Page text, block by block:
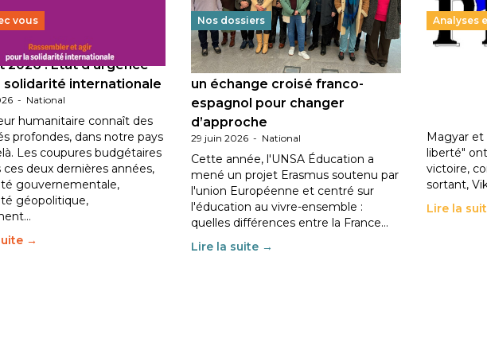
vous
2026 : État d’urgence
solidarité internationale
- National
humanitaire connaît des
profondes, dans notre pays
Les coupures budgétaires
ces deux dernières années,
gouvernementale,
géopolitique,
→
Nos dossiers
Éducation au vivre-ensemble :
un échange croisé franco-
espagnol pour changer
d’approche
29 juin 2026 - National
Cette année, l'UNSA Éducation a
mené un projet Erasmus soutenu par
l'union Européenne et centré sur
l'éducation au vivre-ensemble :
quelles différences entre la France…
Lire la suite →
Analyses
Hongrie
les
En
Magyar et
liberté"
victoire,
sortant,
Lire la